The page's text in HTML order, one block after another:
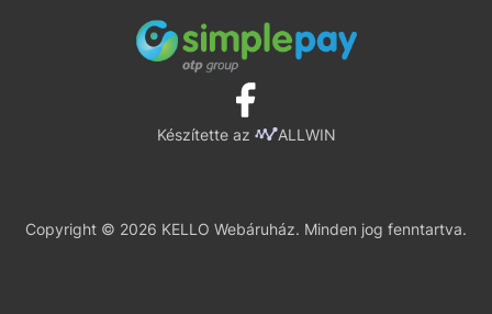
Készítette az ALLWIN
Copyright © 2026 KELLO Webáruház. Minden jog fenntartva.